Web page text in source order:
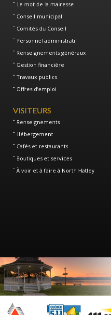
Le mot de la mairesse
Conseil municipal
Comités du Conseil
Personnel administratif
Renseignements généraux
Gestion financière
Travaux publics
Offres d’emploi
VISITEURS
Renseignements
Hébergement
Cafés et restaurants
Boutiques et services
À voir et à faire à North Hatley